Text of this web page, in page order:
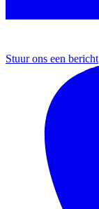
Stuur ons een bericht